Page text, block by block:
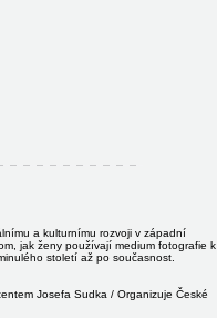
a kulturnímu rozvoji v západní
jak ženy používají medium fotografie k
století až po současnost.
Josefa Sudka / Organizuje České